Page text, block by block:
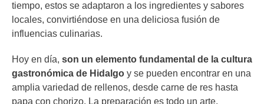
tiempo, estos se adaptaron a los ingredientes y sabores
locales, convirtiéndose en una deliciosa fusión de
influencias culinarias.
Hoy en día, son un elemento fundamental de la cultura
gastronómica de Hidalgo y se pueden encontrar en una
amplia variedad de rellenos, desde carne de res hasta
papa con chorizo. La preparación es todo un arte.